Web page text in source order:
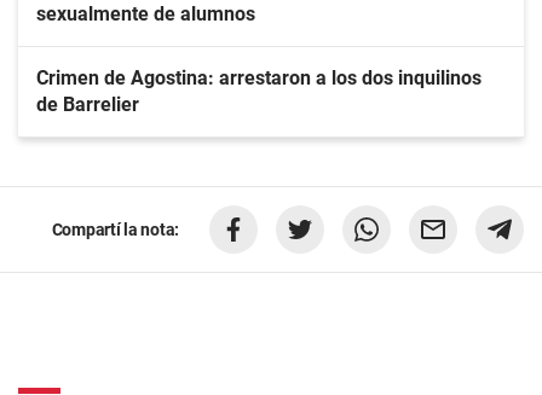
sexualmente de alumnos
Crimen de Agostina: arrestaron a los dos inquilinos
de Barrelier
Compartí la nota: